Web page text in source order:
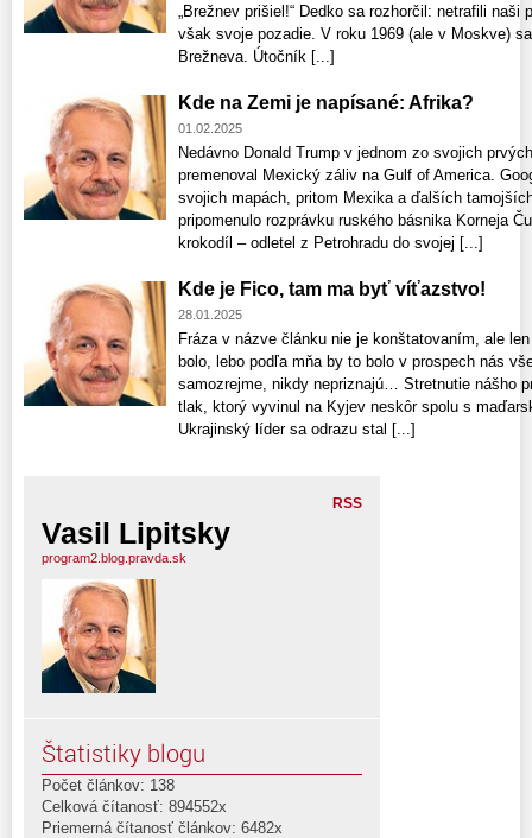
„Brežnev prišiel!“ Dedko sa rozhorčil: netrafili
však svoje pozadie. V roku 1969 (ale v Moskve)
Brežneva. Útočník [...]
Kde na Zemi je napísané: Afrika?
01.02.2025
Nedávno Donald Trump v jednom zo svojich
premenoval Mexický záliv na Gulf of America.
svojich mapách, pritom Mexika a ďalších
pripomenulo rozprávku ruského básnika Korneja
krokodíl – odletel z Petrohradu do svojej [...]
Kde je Fico, tam ma byť víťazstvo!
28.01.2025
Fráza v názve článku nie je konštatovaním, ale
bolo, lebo podľa mňa by to bolo v prospech nás
samozrejme, nikdy nepriznajú… Stretnutie nášho
tlak, ktorý vyvinul na Kyjev neskôr spolu s
Ukrajinský líder sa odrazu stal [...]
RSS
Vasil Lipitsky
program2.blog.pravda.sk
Štatistiky blogu
Počet článkov: 138
Celková čítanosť: 894552x
Priemerná čítanosť článkov: 6482x